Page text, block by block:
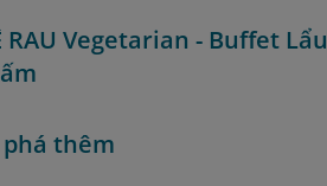
RAU Vegetarian - Buffet Lẩu
thêm